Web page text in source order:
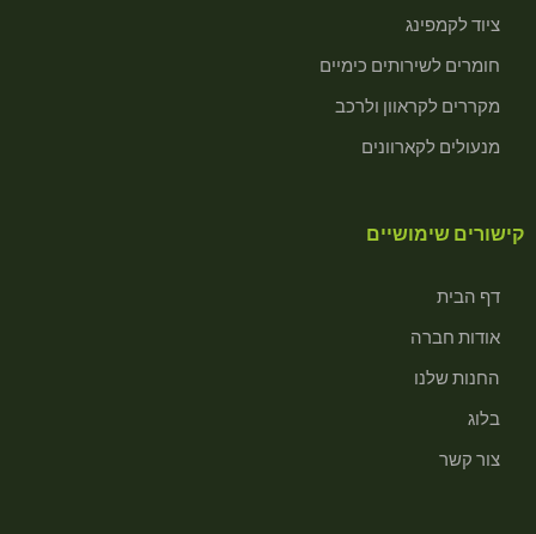
ציוד לקמפינג
חומרים לשירותים כימיים
מקררים לקראוון ולרכב
מנעולים לקארוונים
קישורים שימושיים
דף הבית
אודות חברה
החנות שלנו
בלוג
צור קשר